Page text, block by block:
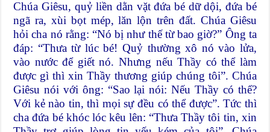
Chúa Giêsu, quỷ liền dằn vặt đứa bé dữ dội, đứa bé
ngã ra, xùi bọt mép, lăn lộn trên đất. Chúa Giêsu
hỏi cha nó rằng: “Nó bị như thế từ bao giờ?” Ông ta
đáp: “Thưa từ lúc bé! Quỷ thường xô nó vào lửa,
vào nước để giết nó. Nhưng nếu Thầy có thể làm
được gì thì xin Thầy thương giúp chúng tôi”. Chúa
Giêsu nói với ông: “Sao lại nói: Nếu Thầy có thể?
Với kẻ nào tin, thì mọi sự đều có thể được”. Tức thì
cha đứa bé khóc lóc kêu lên: “Thưa Thầy tôi tin, xin